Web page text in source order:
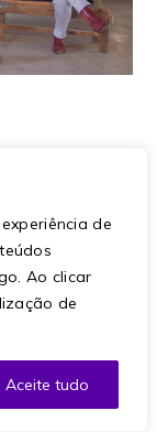
de
Ao clicar
de
Aceite tudo